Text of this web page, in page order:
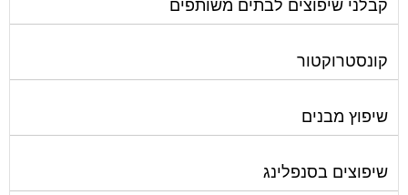
קבלני שיפוצים לבתים משותפים
קונסטרוקטור
שיפוץ מבנים
שיפוצים בסנפלינג